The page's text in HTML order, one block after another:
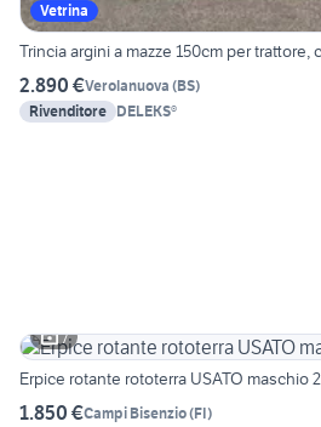
Vetrina
Trincia argini a mazze 150cm per trattore,
2.890 €Verolanuova (BS)
Rivenditore DELEKS®
7
Erpice rotante rototerra USATO maschio
1.850 €Campi Bisenzio(FI)